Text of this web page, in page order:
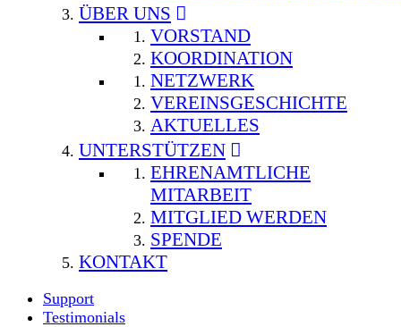
ÜBER UNS
VORSTAND
KOORDINATION
NETZWERK
VEREINSGESCHICHTE
AKTUELLES
UNTERSTÜTZEN
EHRENAMTLICHE
MITARBEIT
MITGLIED WERDEN
SPENDE
KONTAKT
Support
Testimonials